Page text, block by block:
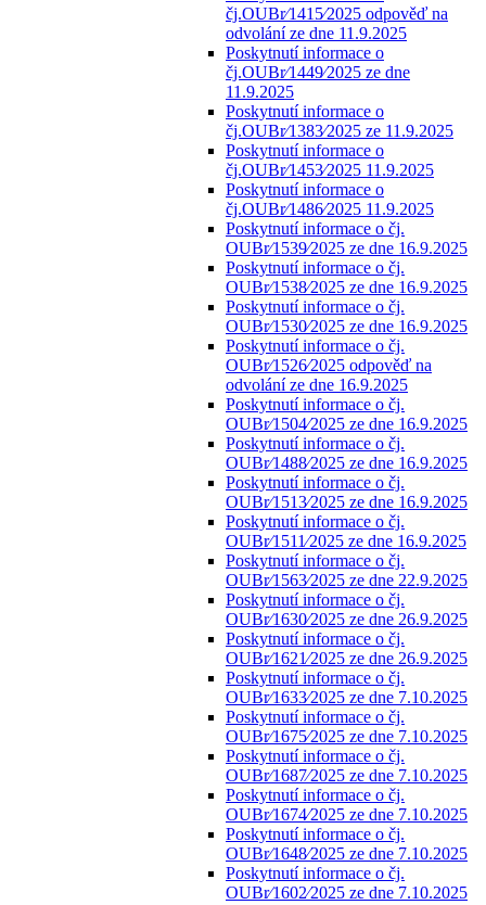
čj.OUBr⁄1415⁄2025 odpověď na
odvolání ze dne 11.9.2025
Poskytnutí informace o
čj.OUBr⁄1449⁄2025 ze dne
11.9.2025
Poskytnutí informace o
čj.OUBr⁄1383⁄2025 ze 11.9.2025
Poskytnutí informace o
čj.OUBr⁄1453⁄2025 11.9.2025
Poskytnutí informace o
čj.OUBr⁄1486⁄2025 11.9.2025
Poskytnutí informace o čj.
OUBr⁄1539⁄2025 ze dne 16.9.2025
Poskytnutí informace o čj.
OUBr⁄1538⁄2025 ze dne 16.9.2025
Poskytnutí informace o čj.
OUBr⁄1530⁄2025 ze dne 16.9.2025
Poskytnutí informace o čj.
OUBr⁄1526⁄2025 odpověď na
odvolání ze dne 16.9.2025
Poskytnutí informace o čj.
OUBr⁄1504⁄2025 ze dne 16.9.2025
Poskytnutí informace o čj.
OUBr⁄1488⁄2025 ze dne 16.9.2025
Poskytnutí informace o čj.
OUBr⁄1513⁄2025 ze dne 16.9.2025
Poskytnutí informace o čj.
OUBr⁄1511⁄2025 ze dne 16.9.2025
Poskytnutí informace o čj.
OUBr⁄1563⁄2025 ze dne 22.9.2025
Poskytnutí informace o čj.
OUBr⁄1630⁄2025 ze dne 26.9.2025
Poskytnutí informace o čj.
OUBr⁄1621⁄2025 ze dne 26.9.2025
Poskytnutí informace o čj.
OUBr⁄1633⁄2025 ze dne 7.10.2025
Poskytnutí informace o čj.
OUBr⁄1675⁄2025 ze dne 7.10.2025
Poskytnutí informace o čj.
OUBr⁄1687⁄2025 ze dne 7.10.2025
Poskytnutí informace o čj.
OUBr⁄1674⁄2025 ze dne 7.10.2025
Poskytnutí informace o čj.
OUBr⁄1648⁄2025 ze dne 7.10.2025
Poskytnutí informace o čj.
OUBr⁄1602⁄2025 ze dne 7.10.2025